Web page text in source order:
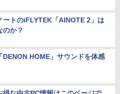
ートのiFLYTEK「AINOTE 2」は
のか？
DENON HOME」サウンドを体感